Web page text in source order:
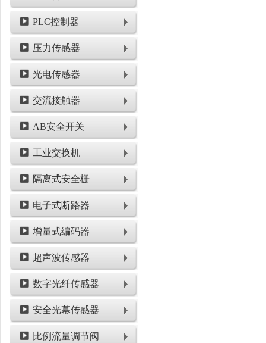
PLC控制器
压力传感器
光电传感器
交流接触器
AB安全开关
工业交换机
隔离式安全栅
电子式断路器
增量式编码器
超声波传感器
数字光纤传感器
安全光幕传感器
比例流量调节阀